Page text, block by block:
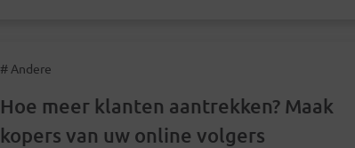
# Andere
Hoe meer klanten aantrekken? Maak
kopers van uw online volgers